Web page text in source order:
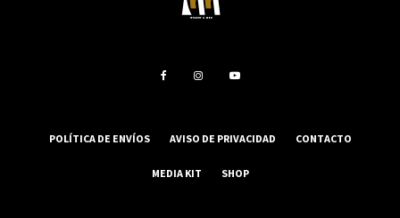
POLÍTICA DE ENVÍOS AVISO DE PRIVACIDAD CONTACTO
MEDIA KIT SHOP